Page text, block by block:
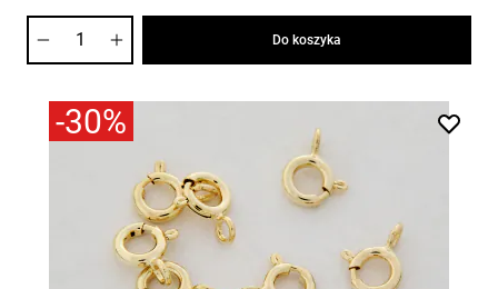
Do koszyka
-30%